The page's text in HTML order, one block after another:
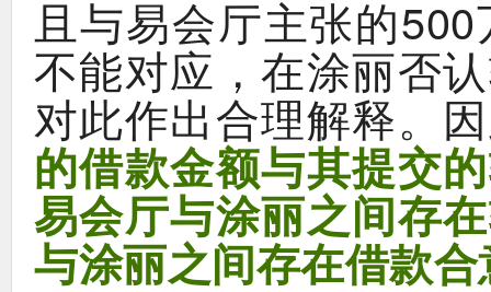
且与易会厅主张的500
不能对应 ，在涂丽否
对此作出合理解释。
的借款金额与其提交
易会厅与涂丽之间存
与涂丽之间存在借款合